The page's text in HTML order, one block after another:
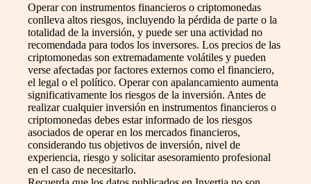
Operar con instrumentos financieros o criptomonedas
conlleva altos riesgos, incluyendo la pérdida de parte o la
totalidad de la inversión, y puede ser una actividad no
recomendada para todos los inversores. Los precios de las
criptomonedas son extremadamente volátiles y pueden
verse afectadas por factores externos como el financiero,
el legal o el político. Operar con apalancamiento aumenta
significativamente los riesgos de la inversión. Antes de
realizar cualquier inversión en instrumentos financieros o
criptomonedas debes estar informado de los riesgos
asociados de operar en los mercados financieros,
considerando tus objetivos de inversión, nivel de
experiencia, riesgo y solicitar asesoramiento profesional
en el caso de necesitarlo.